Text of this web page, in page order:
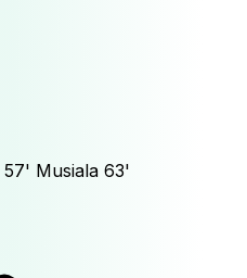
57' Musiala 63'